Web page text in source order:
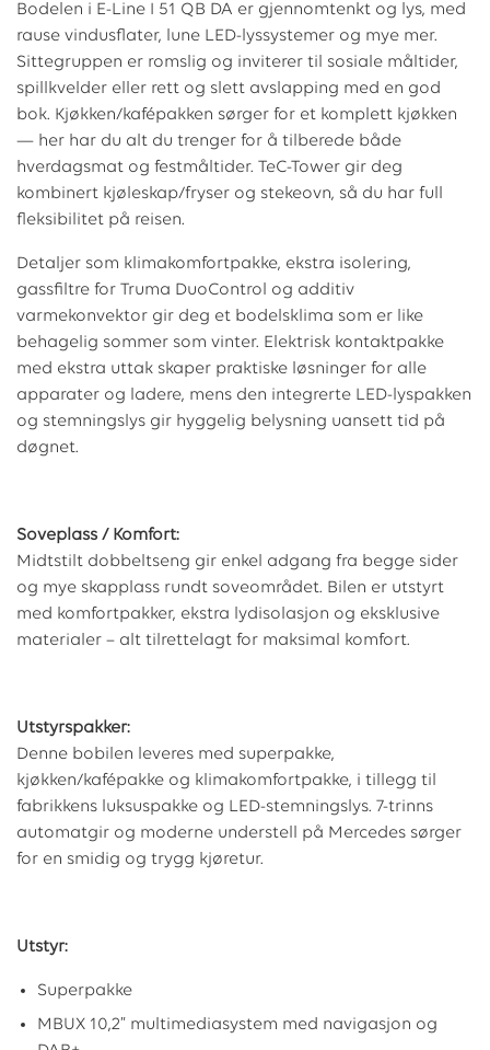
Bodelen i E-Line I 51 QB DA er gjennomtenkt og lys, med
rause vindusflater, lune LED-lyssystemer og mye mer.
Sittegruppen er romslig og inviterer til sosiale måltider,
spillkvelder eller rett og slett avslapping med en god
bok. Kjøkken/kafépakken sørger for et komplett kjøkken
— her har du alt du trenger for å tilberede både
hverdagsmat og festmåltider. TeC-Tower gir deg
kombinert kjøleskap/fryser og stekeovn, så du har full
fleksibilitet på reisen.
Detaljer som klimakomfortpakke, ekstra isolering,
gassfiltre for Truma DuoControl og additiv
varmekonvektor gir deg et bodelsklima som er like
behagelig sommer som vinter. Elektrisk kontaktpakke
med ekstra uttak skaper praktiske løsninger for alle
apparater og ladere, mens den integrerte LED-lyspakken
og stemningslys gir hyggelig belysning uansett tid på
døgnet.
Soveplass / Komfort:
Midtstilt dobbeltseng gir enkel adgang fra begge sider
og mye skapplass rundt soveområdet. Bilen er utstyrt
med komfortpakker, ekstra lydisolasjon og eksklusive
materialer – alt tilrettelagt for maksimal komfort.
Utstyrspakker:
Denne bobilen leveres med superpakke,
kjøkken/kafépakke og klimakomfortpakke, i tillegg til
fabrikkens luksuspakke og LED-stemningslys. 7-trinns
automatgir og moderne understell på Mercedes sørger
for en smidig og trygg kjøretur.
Utstyr:
Superpakke
MBUX 10,2” multimediasystem med navigasjon og